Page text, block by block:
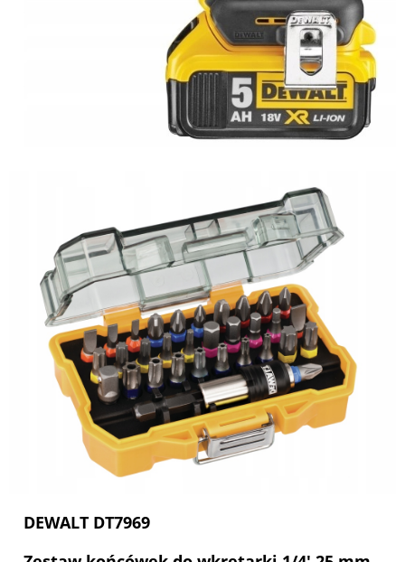
DEWALT DT7969